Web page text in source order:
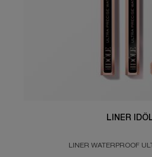
LINER
LINER WATERPROOF